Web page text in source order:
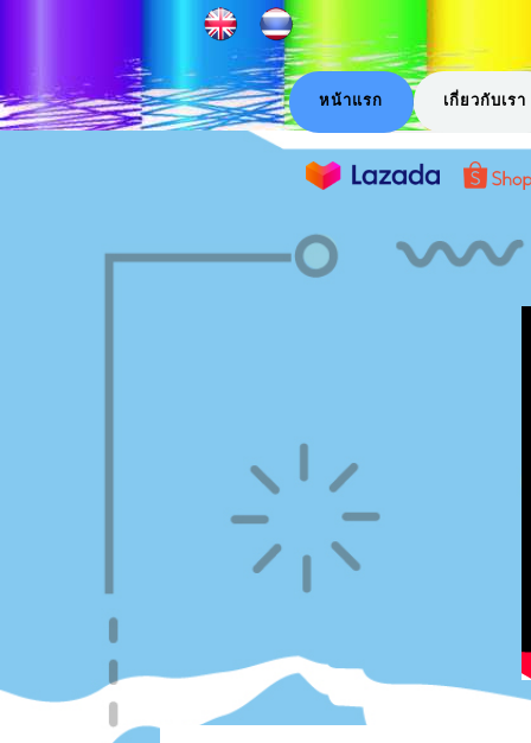
หน้าแรก เกี่ยวกับเรา